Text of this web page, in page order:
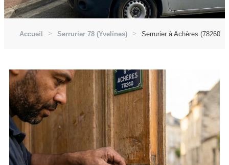
Accueil Serrurier 78 (Yvelines) Serrurier à Achères (78260)